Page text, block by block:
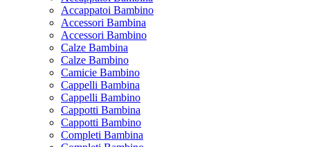
Accappatoi Bambino
Accessori Bambina
Accessori Bambino
Calze Bambina
Calze Bambino
Camicie Bambino
Cappelli Bambina
Cappelli Bambino
Cappotti Bambina
Cappotti Bambino
Completi Bambina